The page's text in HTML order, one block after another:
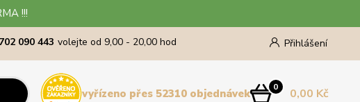
!!!
Přihlášení
090 443 volejte od 9,00 - 20,00 hod
0 0,00 Kč
vyřízeno přes 52310 objednávek